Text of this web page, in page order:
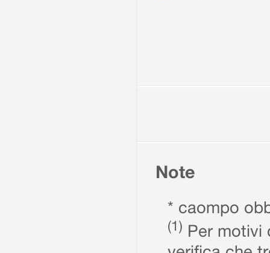
Note
* caompo
(1) Per motivi